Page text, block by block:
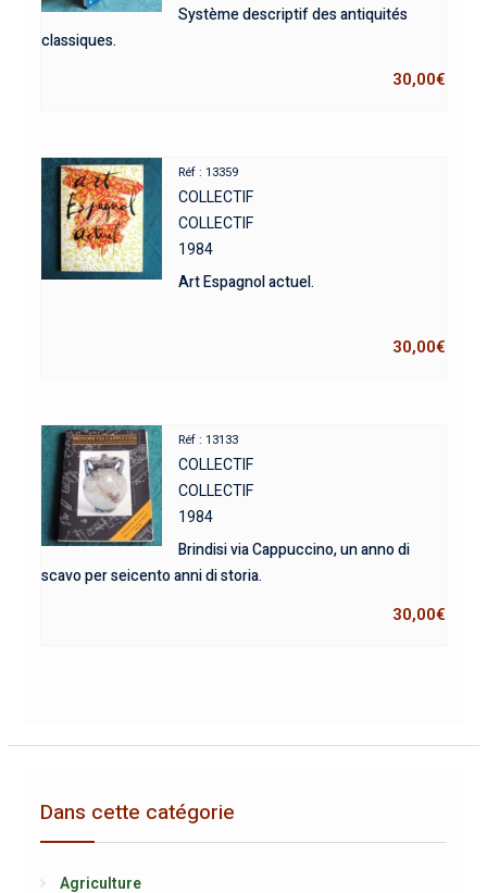
Système descriptif des antiquités
classiques.
30,00€
Réf : 13359
COLLECTIF
COLLECTIF
1984
Art Espagnol actuel.
30,00€
Réf : 13133
COLLECTIF
COLLECTIF
1984
Brindisi via Cappuccino, un anno di
scavo per seicento anni di storia.
30,00€
Dans cette catégorie
Agriculture